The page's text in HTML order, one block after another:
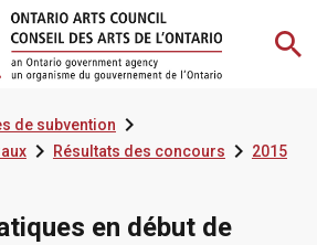
de subvention
 Résultats des concours 2015
en début de